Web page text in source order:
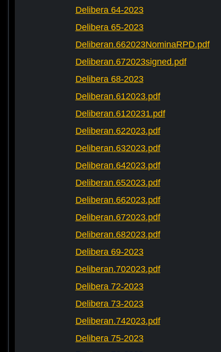
Delibera 64-2023
Delibera 65-2023
Deliberan.662023NominaRPD.pdf
Deliberan.672023signed.pdf
Delibera 68-2023
Deliberan.612023.pdf
Deliberan.6120231.pdf
Deliberan.622023.pdf
Deliberan.632023.pdf
Deliberan.642023.pdf
Deliberan.652023.pdf
Deliberan.662023.pdf
Deliberan.672023.pdf
Deliberan.682023.pdf
Delibera 69-2023
Deliberan.702023.pdf
Delibera 72-2023
Delibera 73-2023
Deliberan.742023.pdf
Delibera 75-2023